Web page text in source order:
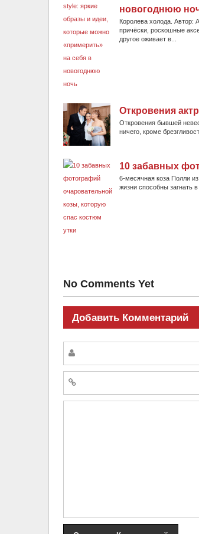
новогоднюю
Королева холода. Автор:
причёски, роскошные
другое оживает в...
Откровения
Откровения бывшей
ничего, кроме
10 забавных
6-месячная коза Полли
жизни способны загнать
No Comments Yet
Добавить Комментарий